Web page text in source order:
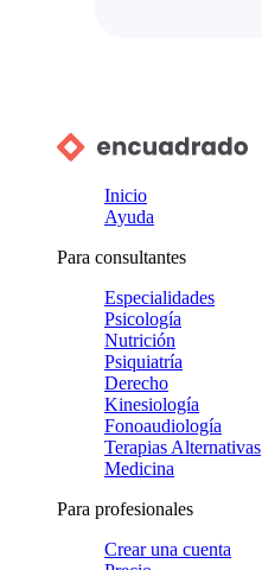
Inicio
Ayuda
Para consultantes
Especialidades
Psicología
Nutrición
Psiquiatría
Derecho
Kinesiología
Fonoaudiología
Terapias Alternativas
Medicina
Para profesionales
Crear una cuenta